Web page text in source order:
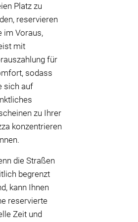
Platz zu
reservieren
im Voraus,
mit
für
sodass
sich auf
zu Ihrer
konzentrieren
die Straßen
begrenzt
kann Ihnen
reservierte
Zeit und